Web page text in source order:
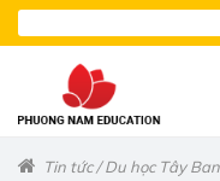
Tin tức/Du học Tây